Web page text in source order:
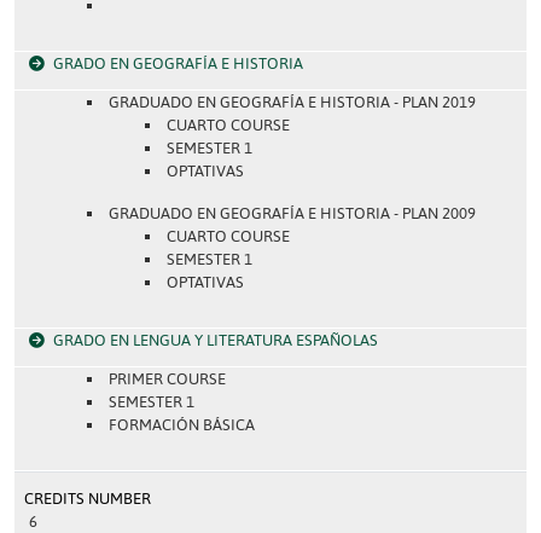
GRADO EN GEOGRAFÍA E HISTORIA
GRADUADO EN GEOGRAFÍA E HISTORIA - PLAN 2019
CUARTO COURSE
SEMESTER 1
OPTATIVAS
GRADUADO EN GEOGRAFÍA E HISTORIA - PLAN 2009
CUARTO COURSE
SEMESTER 1
OPTATIVAS
GRADO EN LENGUA Y LITERATURA ESPAÑOLAS
PRIMER COURSE
SEMESTER 1
FORMACIÓN BÁSICA
CREDITS NUMBER
6